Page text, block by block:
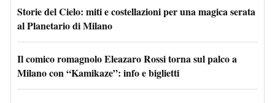
Storie del Cielo: miti e costellazioni per una magica serata
al Planetario di Milano
Il comico romagnolo Eleazaro Rossi torna sul palco a
Milano con “Kamikaze”: info e biglietti